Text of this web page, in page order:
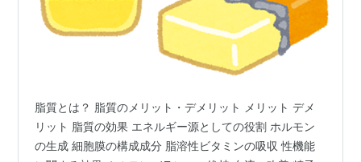
脂質とは？ 脂質のメリット・デメリット メリット デメ
リット 脂質の効果 エネルギー源としての役割 ホルモン
の生成 細胞膜の構成成分 脂溶性ビタミンの吸収 性機能